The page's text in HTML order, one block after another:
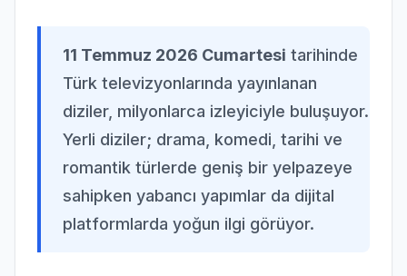
11 Temmuz 2026 Cumartesi tarihinde
Türk televizyonlarında yayınlanan
diziler, milyonlarca izleyiciyle buluşuyor.
Yerli diziler; drama, komedi, tarihi ve
romantik türlerde geniş bir yelpazeye
sahipken yabancı yapımlar da dijital
platformlarda yoğun ilgi görüyor.